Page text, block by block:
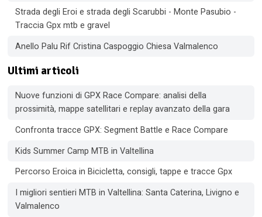
Strada degli Eroi e strada degli Scarubbi - Monte Pasubio -
Traccia Gpx mtb e gravel
Anello Palu Rif Cristina Caspoggio Chiesa Valmalenco
Ultimi articoli
Nuove funzioni di GPX Race Compare: analisi della
prossimità, mappe satellitari e replay avanzato della gara
Confronta tracce GPX: Segment Battle e Race Compare
Kids Summer Camp MTB in Valtellina
Percorso Eroica in Bicicletta, consigli, tappe e tracce Gpx
I migliori sentieri MTB in Valtellina: Santa Caterina, Livigno e
Valmalenco